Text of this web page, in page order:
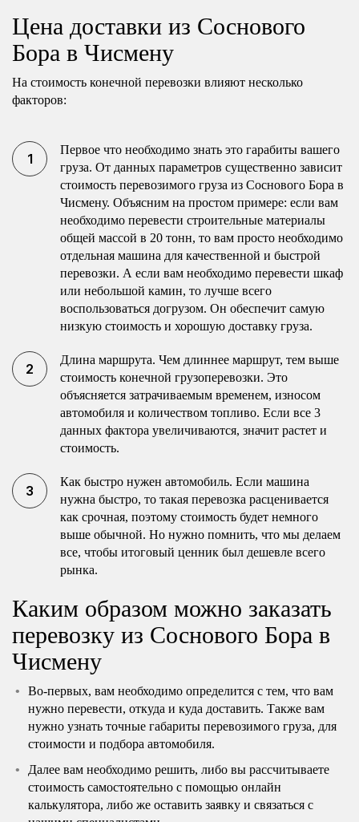
Цена доставки из Соснового
Бора в Чисмену
На стоимость конечной перевозки влияют несколько
факторов:
Первое что необходимо знать это гарабиты вашего
груза. От данных параметров существенно зависит
стоимость перевозимого груза из Соснового Бора в
Чисмену. Объясним на простом примере: если вам
необходимо перевести строительные материалы
общей массой в 20 тонн, то вам просто необходимо
отдельная машина для качественной и быстрой
перевозки. А если вам необходимо перевести шкаф
или небольшой камин, то лучше всего
воспользоваться догрузом. Он обеспечит самую
низкую стоимость и хорошую доставку груза.
Длина маршрута. Чем длиннее маршрут, тем выше
стоимость конечной грузоперевозки. Это
объясняется затрачиваемым временем, износом
автомобиля и количеством топливо. Если все 3
данных фактора увеличиваются, значит растет и
стоимость.
Как быстро нужен автомобиль. Если машина
нужна быстро, то такая перевозка расценивается
как срочная, поэтому стоимость будет немного
выше обычной. Но нужно помнить, что мы делаем
все, чтобы итоговый ценник был дешевле всего
рынка.
Каким образом можно заказать
перевозку из Соснового Бора в
Чисмену
Во-первых, вам необходимо определится с тем, что вам
нужно перевести, откуда и куда доставить. Также вам
нужно узнать точные габариты перевозимого груза, для
стоимости и подбора автомобиля.
Далее вам необходимо решить, либо вы рассчитываете
стоимость самостоятельно с помощью онлайн
калькулятора, либо же оставить заявку и связаться с